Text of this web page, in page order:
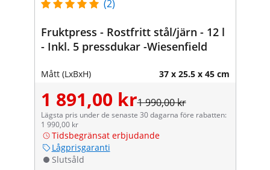
(2)
Fruktpress - Rostfritt stål/järn - 12 l
- Inkl. 5 pressdukar -Wiesenfield
Mått (LxBxH) 37 x 25.5 x 45 cm
1 891,00 kr1 990,00 kr
Lägsta pris under de senaste 30 dagarna före rabatten:
1 990,00 kr
Tidsbegränsat erbjudande
Lågprisgaranti
Slutsåld